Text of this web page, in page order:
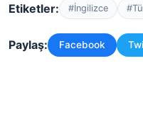
Etiketler: #İngilizce
Paylaş: Facebook